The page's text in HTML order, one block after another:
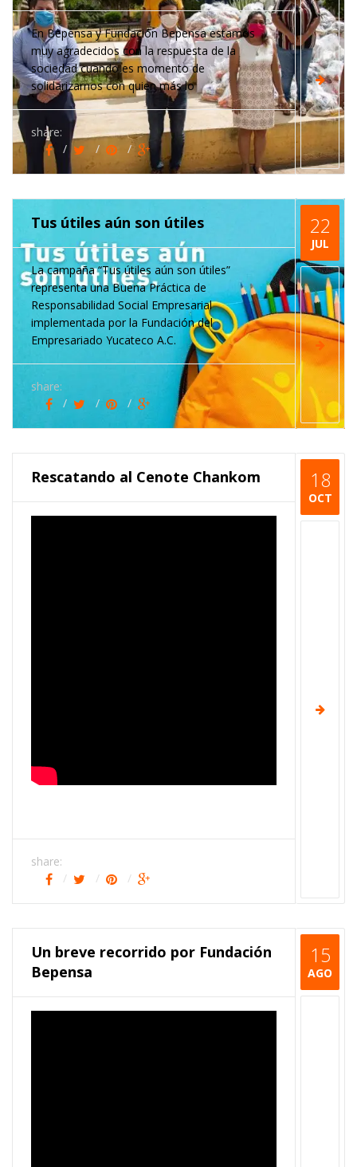
En Bepensa y Fundación Bepensa estamos
muy agradecidos con la respuesta de la
sociedad cuando es momento de
solidarizarnos con quien más lo
share:
Tus útiles aún son útiles
La campaña “Tus útiles aún son útiles”
representa una Buena Práctica de
Responsabilidad Social Empresarial
implementada por la Fundación del
Empresariado Yucateco A.C.
share:
22
JUL
Rescatando al Cenote Chankom
share:
18
OCT
Un breve recorrido por Fundación
Bepensa
15
AGO